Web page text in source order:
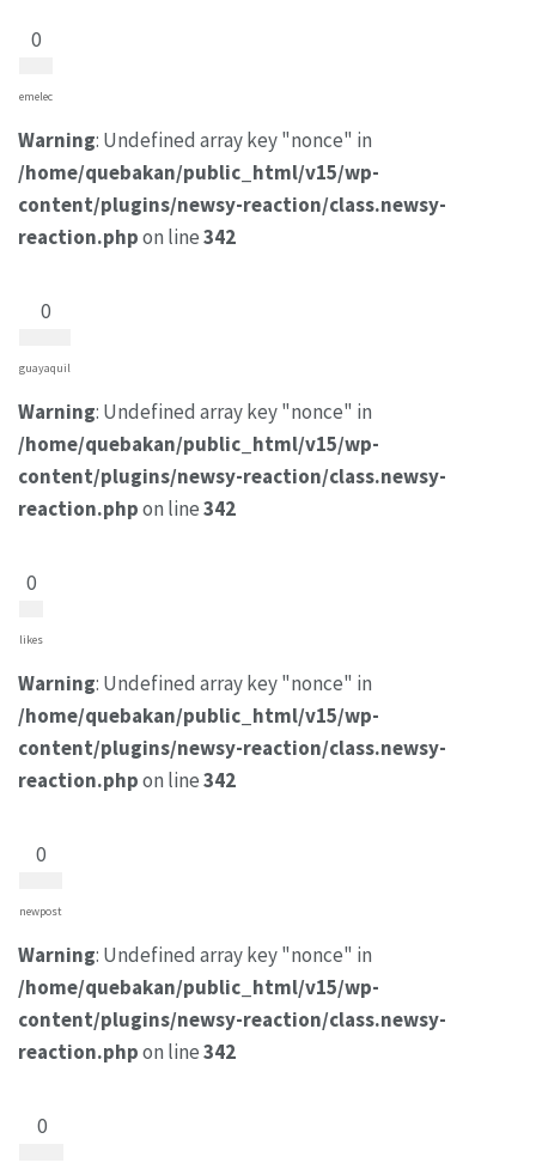
0
emelec
Warning: Undefined array key "nonce" in
/home/quebakan/public_html/v15/wp-
content/plugins/newsy-reaction/class.newsy-
reaction.phpon line342
0
guayaquil
Warning: Undefined array key "nonce" in
/home/quebakan/public_html/v15/wp-
content/plugins/newsy-reaction/class.newsy-
reaction.phpon line342
0
likes
Warning: Undefined array key "nonce" in
/home/quebakan/public_html/v15/wp-
content/plugins/newsy-reaction/class.newsy-
reaction.phpon line342
0
newpost
Warning: Undefined array key "nonce" in
/home/quebakan/public_html/v15/wp-
content/plugins/newsy-reaction/class.newsy-
reaction.phpon line342
0